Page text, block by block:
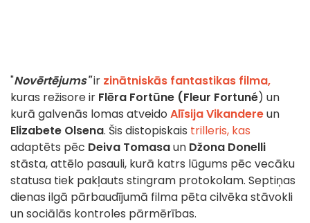
"Novērtējums"ir zinātniskās fantastikas filma,
kuras režisore ir Flēra Fortūne (Fleur Fortuné) un
kurā galvenās lomas atveido Alīsija Vikandereun
Elizabete Olsena. Šis distopiskais trilleris, kas
adaptēts pēc Deiva Tomasaun Džona Donelli
stāsta, attēlo pasauli, kurā katrs lūgums pēc vecāku
statusa tiek pakļauts stingram protokolam. Septiņas
dienas ilgā pārbaudījumā filma pēta cilvēka stāvokli
un sociālās kontroles pārmērības.